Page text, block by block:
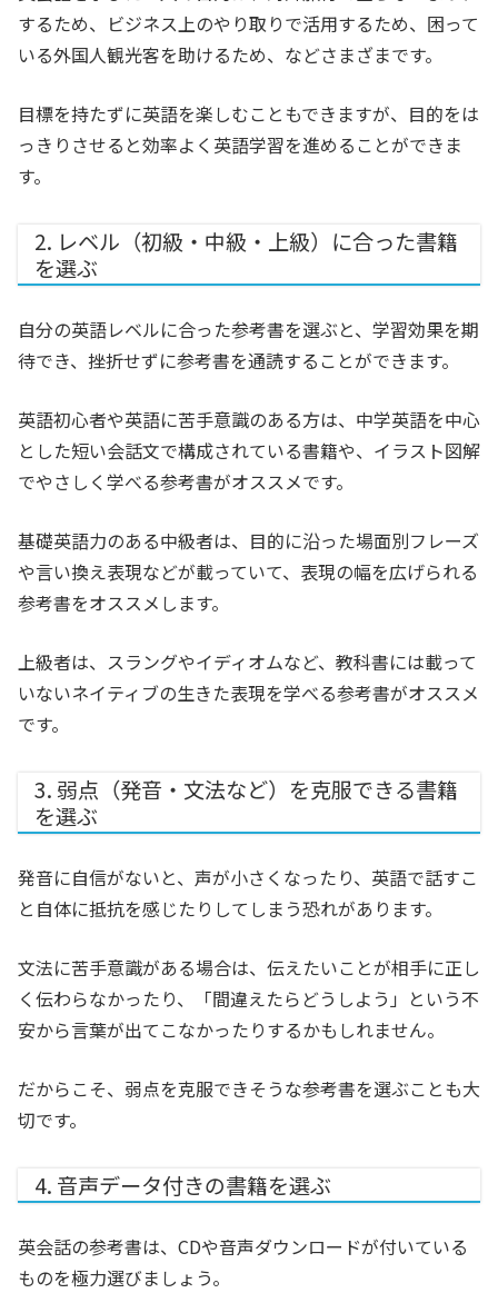
するため、ビジネス上のやり取りで活用するため、困って
いる外国人観光客を助けるため、などさまざまです。
目標を持たずに英語を楽しむこともできますが、目的をは
っきりさせると効率よく英語学習を進めることができま
す。
2. レベル（初級・中級・上級）に合った書籍
を選ぶ
自分の英語レベルに合った参考書を選ぶと、学習効果を期
待でき、挫折せずに参考書を通読することができます。
英語初心者や英語に苦手意識のある方は、中学英語を中心
とした短い会話文で構成されている書籍や、イラスト図解
でやさしく学べる参考書がオススメです。
基礎英語力のある中級者は、目的に沿った場面別フレーズ
や言い換え表現などが載っていて、表現の幅を広げられる
参考書をオススメします。
上級者は、スラングやイディオムなど、教科書には載って
いないネイティブの生きた表現を学べる参考書がオススメ
です。
3. 弱点（発音・文法など）を克服できる書籍
を選ぶ
発音に自信がないと、声が小さくなったり、英語で話すこ
と自体に抵抗を感じたりしてしまう恐れがあります。
文法に苦手意識がある場合は、伝えたいことが相手に正し
く伝わらなかったり、「間違えたらどうしよう」という不
安から言葉が出てこなかったりするかもしれません。
だからこそ、弱点を克服できそうな参考書を選ぶことも大
切です。
4. 音声データ付きの書籍を選ぶ
英会話の参考書は、CDや音声ダウンロードが付いている
ものを極力選びましょう。